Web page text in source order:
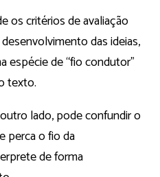
os critérios de avaliação
das ideias,
espécie de “fio condutor”
texto.
lado, pode confundir o
perca o fio da
de forma